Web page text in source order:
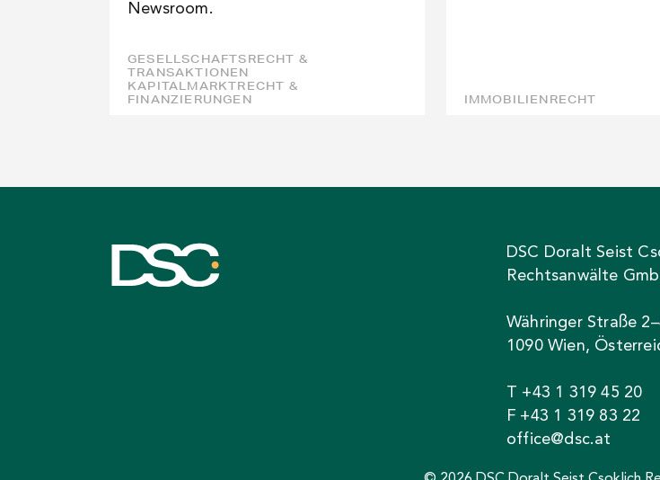
Newsroom.
GESELLSCHAFTSRECHT &
TRANSAKTIONEN
KAPITALMARKTRECHT &
FINANZIERUNGEN
IMMOBILIENRECHT
DSC Doralt Seist
Rechtsanwälte
Währinger Straße
1090 Wien,
T +43 1 319 45 20
F +43 1 319 83 22
office@dsc.at